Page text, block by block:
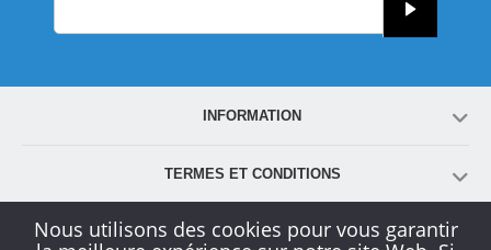
INFORMATION
TERMES ET CONDITIONS
COMPTE
Nous utilisons des cookies pour vous garantir